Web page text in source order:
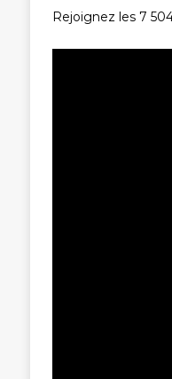
Rejoignez les 7